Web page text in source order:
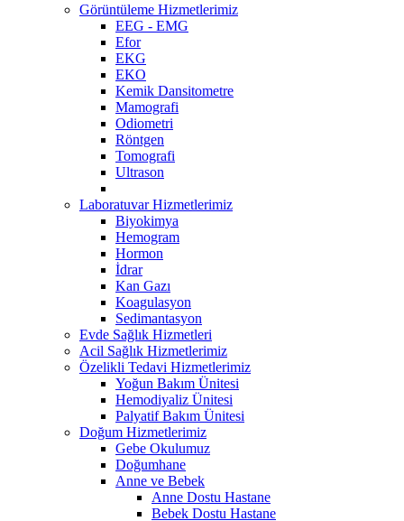
Görüntüleme Hizmetlerimiz
EEG - EMG
Efor
EKG
EKO
Kemik Dansitometre
Mamografi
Odiometri
Röntgen
Tomografi
Ultrason
Laboratuvar Hizmetlerimiz
Biyokimya
Hemogram
Hormon
İdrar
Kan Gazı
Koagulasyon
Sedimantasyon
Evde Sağlık Hizmetleri
Acil Sağlık Hizmetlerimiz
Özelikli Tedavi Hizmetlerimiz
Yoğun Bakım Ünitesi
Hemodiyaliz Ünitesi
Palyatif Bakım Ünitesi
Doğum Hizmetlerimiz
Gebe Okulumuz
Doğumhane
Anne ve Bebek
Anne Dostu Hastane
Bebek Dostu Hastane